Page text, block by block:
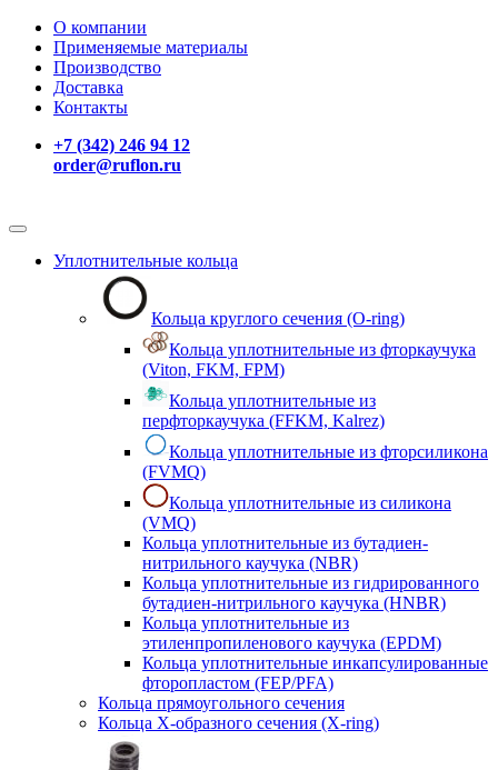
О компании
Применяемые материалы
Производство
Доставка
Контакты
+7 (342) 246 94 12
order@ruflon.ru
Уплотнительные кольца
Кольца круглого сечения (O-ring)
Кольца уплотнительные из фторкаучука
(Viton, FKM, FPM)
Кольца уплотнительные из
перфторкаучука (FFKM, Kalrez)
Кольца уплотнительные из фторсиликона
(FVMQ)
Кольца уплотнительные из силикона
(VMQ)
Кольца уплотнительные из бутадиен-
нитрильного каучука (NBR)
Кольца уплотнительные из гидрированного
бутадиен-нитрильного каучука (HNBR)
Кольца уплотнительные из
этиленпропиленового каучука (EPDM)
Кольца уплотнительные инкапсулированные
фторопластом (FEP/PFA)
Кольца прямоугольного сечения
Кольца Х-образного сечения (X-ring)